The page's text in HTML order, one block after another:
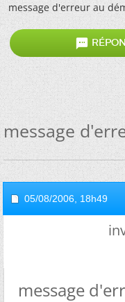
message d'erreur au

message
05/08/2006, 18h49
message